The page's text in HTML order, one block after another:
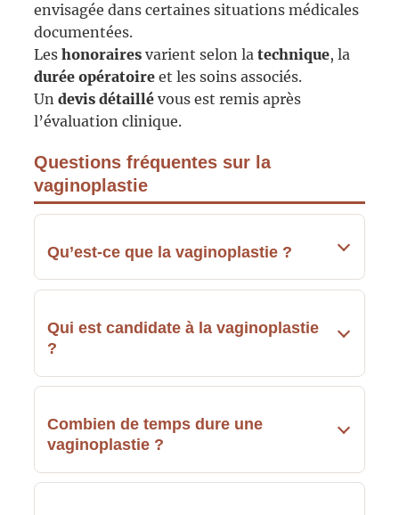
envisagée dans certaines situations médicales
documentées.
Les honorairesvarient selon la technique, la
durée opératoireet les soins associés.
Un devis détaillévous est remis après
l’évaluation clinique.
Questions fréquentes sur la
vaginoplastie
Qu’est-ce que la vaginoplastie ?
Qui est candidate à la vaginoplastie
?
Combien de temps dure une
vaginoplastie ?